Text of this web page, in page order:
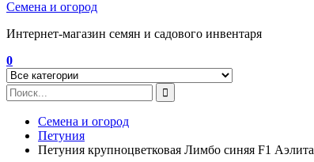
Семена и огород
Интернет-магазин семян и садового инвентаря
0
Семена и огород
Петуния
Петуния крупноцветковая Лимбо синяя F1 Аэлита